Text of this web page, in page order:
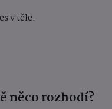
v těle.
něco rozhodí?